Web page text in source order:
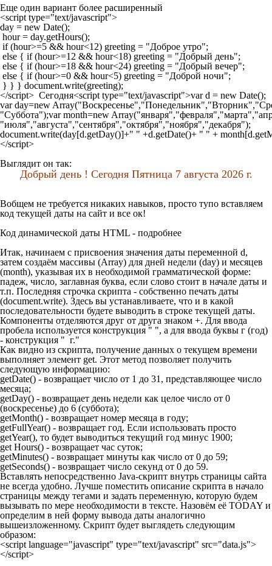
Еще один вариант более расширенный
<script type="text/javascript">
day = new Date();
hour = day.getHours();
if (hour>=5 && hour<12) greeting = "Доброе утро";
else { if (hour>=12 && hour<18) greeting = "Добрый день";
else { if (hour>=18 && hour<24) greeting = "Добрый вечер";
else { if (hour>=0 && hour<5) greeting = "Доброй ночи";
} } } document.write(greeting);
</script>  Сегодня<script type="text/javascript">var d = new Date();
var day=new
"Суббота");var month=new
"июля","августа","сентября","октября","ноября","декабря");
document.write(day[d.getDay()]+" " +d.getDate()+ " " +
</script>
Выглядит он так:
Добрый день ! Сегодня Пятница 7 августа 2026 г.
Вобщем не требуется никаких навыков, просто тупо вставляем
код текущей даты на сайт и все ок!
Код динамической даты HTML - подробнее
Итак, начинаем с присвоения значения даты переменной d,
затем создаём массивы (Array) для дней недели (day) и месяцев
(month), указывая их в необходимой грамматической форме:
падеж, число, заглавная буква, если слово стоит в начале даты и
т.п. Последняя строчка скрипта - собственно печать даты
(document.write). Здесь вы устанавливаете, что и в какой
последовательности будете выводить в строке текущей даты.
Компоненты отделяются друг от друга знаком +. Для ввода
пробела используется конструкция " ", а для ввода буквы г (год)
- конструкция " г."
Как видно из скрипта, получение данных о текущем времени
выполняет элемент get. Этот метод позволяет получить
следующую информацию:
getDate() - возвращает число от 1 до 31, представляющее число
месяца;
getDay() - возвращает день недели как целое число от 0
(воскресенье) до 6 (суббота);
getMonth() - возвращает номер месяца в году;
getFullYear() - возвращает год. Если использовать просто
getYear(), то будет выводиться текущий год минус 1900;
get Hours() - возвращает час суток;
getMinutes() - возвращает минуты как число от 0 до 59;
getSeconds() - возвращает число секунд от 0 до 59.
Вставлять непосредственно Java-скрипт внутрь страницы сайта
не всегда удобно. Лучше поместить описание скрипта в начало
страницы между тегами и задать переменную, которую будем
вызывать по мере необходимости в тексте. Назовём её TODAY и
определим в ней форму вывода даты аналогично
вышеизложенному. Скрипт будет выглядеть следующим
образом:
<script language="javascript" type="text/javascript" src="data.js">
</script>